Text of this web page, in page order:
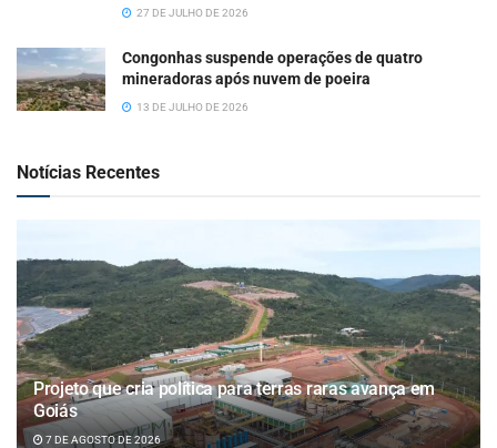
27 DE JULHO DE 2026
Congonhas suspende operações de quatro
mineradoras após nuvem de poeira
13 DE JULHO DE 2026
Notícias Recentes
Projeto que cria política para terras raras avança em
Goiás
7 DE AGOSTO DE 2026